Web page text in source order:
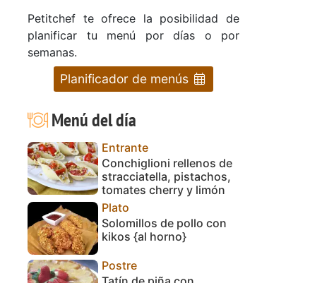
Petitchef te ofrece la posibilidad de
planificar tu menú por días o por
semanas.
Planificador de menús
Menú del día
Entrante
Conchiglioni rellenos de
stracciatella, pistachos,
tomates cherry y limón
Plato
Solomillos de pollo con
kikos {al horno}
Postre